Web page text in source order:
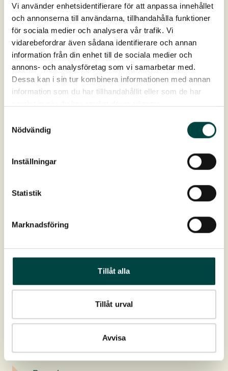
Vi använder enhetsidentifierare för att anpassa innehållet
och annonserna till användarna, tillhandahålla funktioner
för sociala medier och analysera vår trafik. Vi
vidarebefordrar även sådana identifierare och annan
information från din enhet till de sociala medier och
annons- och analysföretag som vi samarbetar med.
Dessa kan i sin tur kombinera informationen med annan
information som du har tillhandahållit eller som de har
Nödvändig
Inställningar
Statistik
Marknadsföring
Tillåt alla
Tillåt urval
Avvisa
Produktdata
Art nr: 2-10804
Färg: Vit
Blomning:
Höjd:
Utbredning:
Växtplats:
Produktdatablad
Planterings- och skötselanvisning